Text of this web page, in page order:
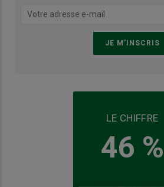
LE CHIFFRE
46 %